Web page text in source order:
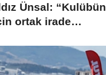
Ünsal: “Kulübün
ortak irade